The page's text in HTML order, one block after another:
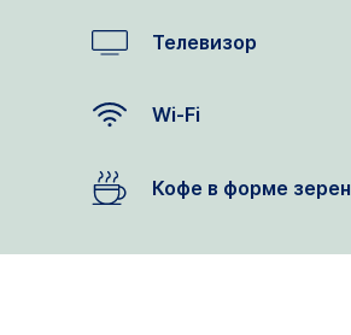
Телевизор
Wi-Fi
Кофе в форме зерен